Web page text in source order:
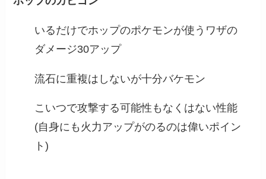
いるだけでホップのポケモンが使うワザの
ダメージ30アップ
流石に重複はしないが十分バケモン
こいつで攻撃する可能性もなくはない性能
(自身にも火力アップがのるのは偉いポイン
ト)